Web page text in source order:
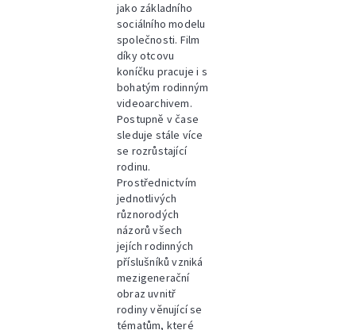
jako základního
sociálního modelu
společnosti. Film
díky otcovu
koníčku pracuje i s
bohatým rodinným
videoarchivem.
Postupně v čase
sleduje stále více
se rozrůstající
rodinu.
Prostřednictvím
jednotlivých
různorodých
názorů všech
jejích rodinných
příslušníků vzniká
mezigenerační
obraz uvnitř
rodiny věnující se
tématům, které